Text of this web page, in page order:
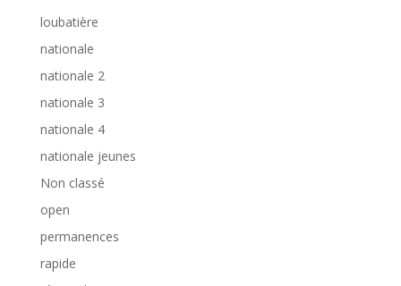
loubatière
nationale
nationale 2
nationale 3
nationale 4
nationale jeunes
Non classé
open
permanences
rapide